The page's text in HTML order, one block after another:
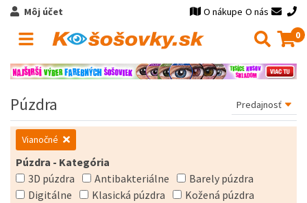
Môj účet O nákupe O nás
0
Púzdra
Vianočné
Púzdra - Kategória
3D púzdra
Antibakteriálne
Barely púzdra
Digitálne
Klasická púzdra
Kožená púzdra